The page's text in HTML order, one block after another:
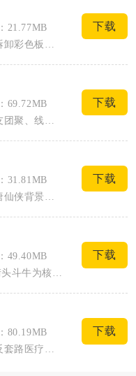
21.77MB
下载
69.72MB
下载
31.81MB
下载
49.40MB
下载
80.19MB
下载